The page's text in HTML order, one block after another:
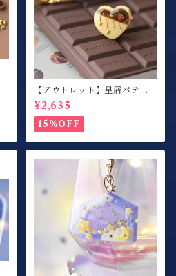
【アウトレット】星屑パティ
スリー / 指輪 / カスタードプ
リン×ハート
¥2,635
15%OFF